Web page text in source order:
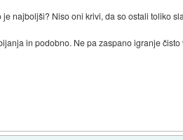
najboljši? Niso oni krivi, da so ostali toliko
in podobno. Ne pa zaspano igranje